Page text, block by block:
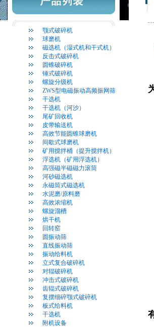
颚式破碎机
球磨机
磁选机（湿式机和干式机）
反击式破碎机
圆锥破碎机
锤式破碎机
螺旋分级机
ZWS型电磁振动高频振网筛
干选机
干选机（河沙）
尾矿回收机
皮带输送机
高效节能圆锥球磨机
间歇式球磨机
矿用搅拌桶（提升搅拌机）
浮选机（矿用浮选机）
高强磁半磁磁力滚筒
河砂磁选机
永磁筒式磁选机
水泥磨/原料磨
高效浓缩机
螺旋溜槽
烘干机
回转窑
圆振动筛
直线振动筛
振动给料机
立式复合破碎机
对辊破碎机
冲击式破碎机
齿辊式破碎机
复摆细碎颚式破碎机
板式给料机
干选机
附机设备